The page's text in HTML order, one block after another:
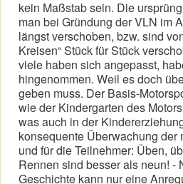
kein Maßstab sein. Die
man bei Gründung der VLN im
längst verschoben, bzw. sind
Kreisen“ Stück für Stück
viele haben sich angepasst,
hingenommen. Weil es doch
geben muss. Der Basis-
wie der Kindergarten des
was auch in der
konsequente Überwachung der
und für die Teilnehmer: Üben,
Rennen sind besser als neun! -
Geschichte kann nur eine